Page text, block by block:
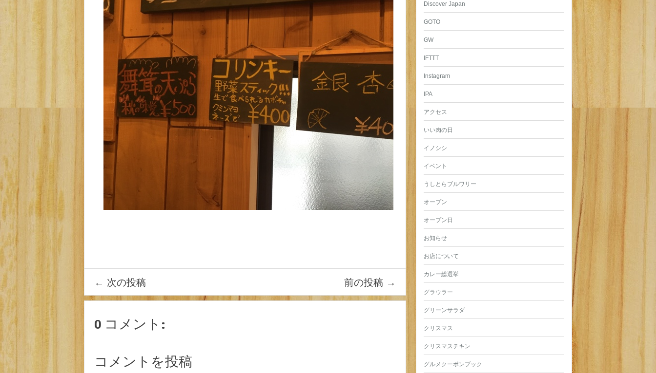
← 次の投稿 前の投稿 →
0 コメント:
コメントを投稿
Discover Japan
GOTO
GW
IFTTT
Instagram
IPA
アクセス
いい肉の日
イノシシ
イベント
うしとらブルワリー
オープン
オープン日
お知らせ
お店について
カレー総選挙
グラウラー
グリーンサラダ
クリスマス
クリスマスチキン
グルメクーポンブック